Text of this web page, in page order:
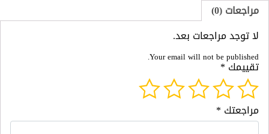
مراجعات (0)
لا توجد مراجعات بعد.
Your email will not be published.
تقييمك*
مراجعتك *